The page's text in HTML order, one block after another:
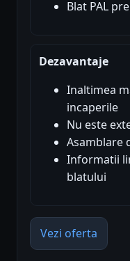
Blat PAL
Dezavantaje
Inaltimea
incaperile
Nu este
Asamblare
Informatii
blatului
Vezi oferta